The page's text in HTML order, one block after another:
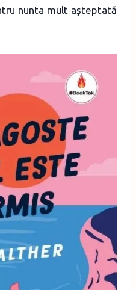
nunta mult așteptată